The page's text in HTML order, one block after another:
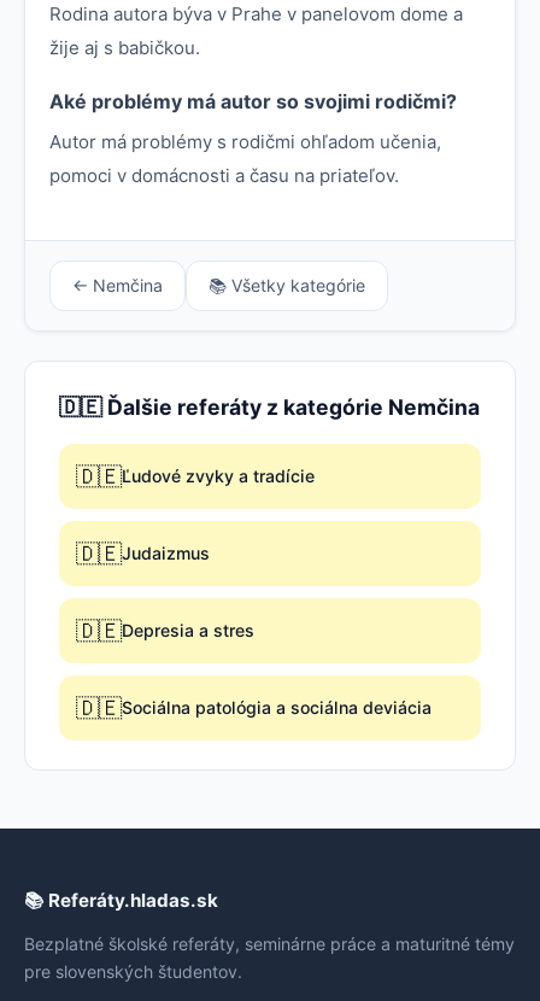
Rodina autora býva v Prahe v panelovom dome a
žije aj s babičkou.
Aké problémy má autor so svojimi rodičmi?
Autor má problémy s rodičmi ohľadom učenia,
pomoci v domácnosti a času na priateľov.
← Nemčina 📚 Všetky kategórie
🇩🇪 Ďalšie referáty z kategórie Nemčina
🇩🇪Ľudové zvyky a tradície
🇩🇪Judaizmus
🇩🇪Depresia a stres
🇩🇪Sociálna patológia a sociálna deviácia
📚 Referáty.hladas.sk
Bezplatné školské referáty, seminárne práce a maturitné témy
pre slovenských študentov.